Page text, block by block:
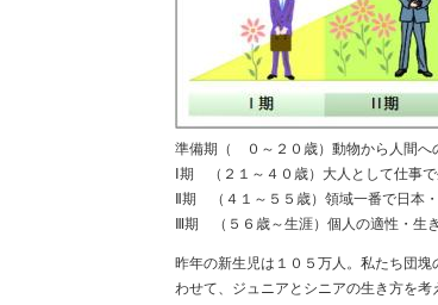
準備期（ ０～２０歳）動物から人間へ
Ⅰ期 （２１～４０歳）大人として仕事
Ⅱ期 （４１～５５歳）領域一番で日本
Ⅲ期 （５６歳～生涯）個人の適性・生
昨年の新生児は１０５万人。私たち団
わせて、ジュニアとシニアの生き方を考